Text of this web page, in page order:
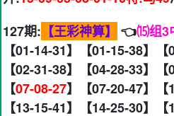
127期: 【王彩神算】 👈⒂组3
【01-14-31】【01-15-38】【
【02-31-38】【04-28-33】【
【07-08-27】【07-20-47】【
【13-15-41】【14-25-30】【